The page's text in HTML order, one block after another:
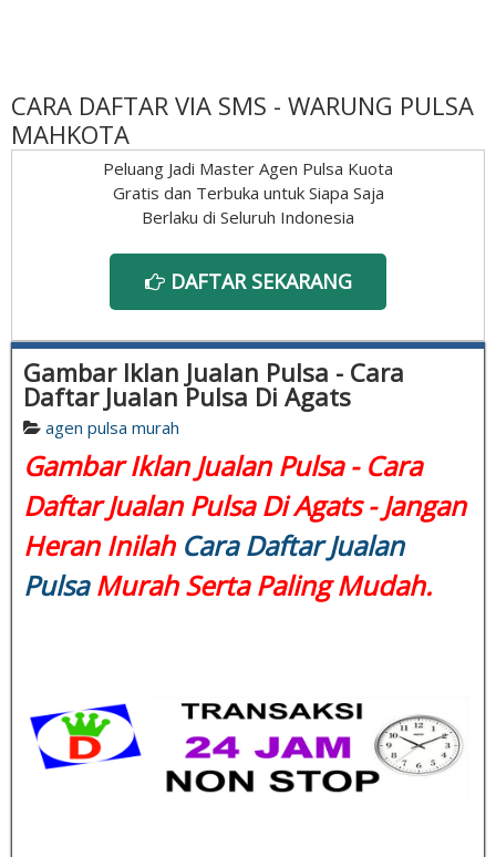
CARA DAFTAR VIA SMS - WARUNG PULSA
MAHKOTA
Peluang Jadi Master Agen Pulsa Kuota
Gratis dan Terbuka untuk Siapa Saja
Berlaku di Seluruh Indonesia
DAFTAR SEKARANG
Gambar Iklan Jualan Pulsa - Cara
Daftar Jualan Pulsa Di Agats
agen pulsa murah
Gambar Iklan Jualan Pulsa - Cara
Daftar Jualan Pulsa Di Agats - Jangan
Heran Inilah Cara Daftar Jualan
PulsaMurah Serta Paling Mudah.